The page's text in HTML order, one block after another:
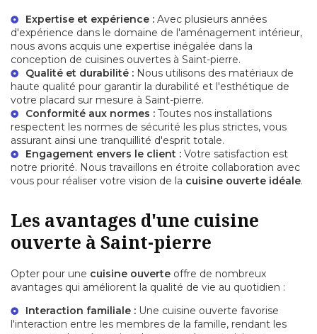
Expertise et expérience : Avec plusieurs années
d'expérience dans le domaine de l'aménagement intérieur,
nous avons acquis une expertise inégalée dans la
conception de cuisines ouvertes à Saint-pierre.
Qualité et durabilité : Nous utilisons des matériaux de
haute qualité pour garantir la durabilité et l'esthétique de
votre placard sur mesure à Saint-pierre.
Conformité aux normes : Toutes nos installations
respectent les normes de sécurité les plus strictes, vous
assurant ainsi une tranquillité d'esprit totale.
Engagement envers le client : Votre satisfaction est
notre priorité. Nous travaillons en étroite collaboration avec
vous pour réaliser votre vision de la cuisine ouverte idéale.
Les avantages d'une cuisine
ouverte à Saint-pierre
Opter pour une cuisine ouverte offre de nombreux
avantages qui améliorent la qualité de vie au quotidien :
Interaction familiale : Une cuisine ouverte favorise
l'interaction entre les membres de la famille, rendant les